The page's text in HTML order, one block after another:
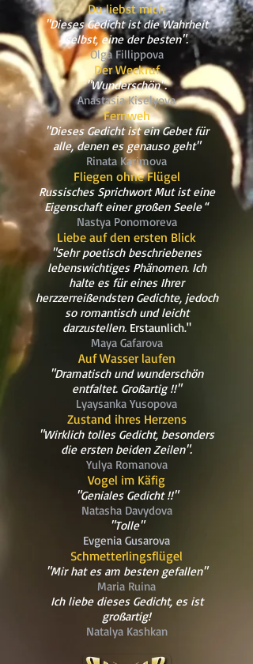
Du liebst mich
"Dieses Gedicht ist die Wahrheit
selbst, eine der besten".
Olga Fillippova
Der Weckruf
"Wunderschön".
Anastasia Kiselyova
Fernweh
"Dieses Gedicht ist ein Gebet für
alle, denen es genauso geht"
Rinata Karimova
Fliegen ohne Flügel
Russisches Sprichwort Mut ist eine
Eigenschaft einer großen Seele“
Nastya Ponomoreva
Liebe auf den ersten Blick
"Sehr poetisch beschriebenes
lebenswichtiges Phänomen. Ich
halte es für eines Ihrer
herzzerreißendsten Gedichte, jedoch
so romantisch und leicht
darzustellen.Erstaunlich."
Maya Gafarova
Auf Wasser laufen
"Dramatisch und wunderschön
entfaltet. Großartig !!"
Lyaysanka Yusopova
Zustand ihres Herzens
"Wirklich tolles Gedicht, besonders
die ersten beiden Zeilen".
Yulya Romanova
Vogel im Käfig
"Geniales Gedicht !!"
Natasha Davydova
"Tolle"
Evgenia Gusarova
Schmetterlingsflügel
"Mir hat es am besten gefallen"
Maria Ruina
Ich liebe dieses Gedicht, es ist
großartig!
Natalya Kashkan